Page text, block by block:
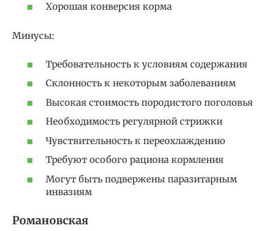
Хорошая конверсия корма
Минусы:
Требовательность к условиям содержания
Склонность к некоторым заболеваниям
Высокая стоимость породистого поголовья
Необходимость регулярной стрижки
Чувствительность к переохлаждению
Требуют особого рациона кормления
Могут быть подвержены паразитарным
инвазиям
Романовская